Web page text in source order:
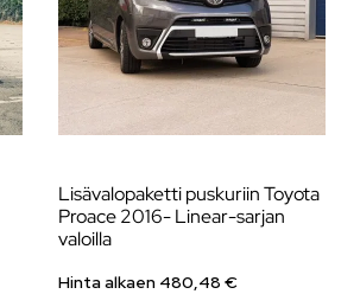
Lisävalopaketti puskuriin Toyota
Proace 2016- Linear-sarjan
valoilla
Hinta alkaen 480,48 €